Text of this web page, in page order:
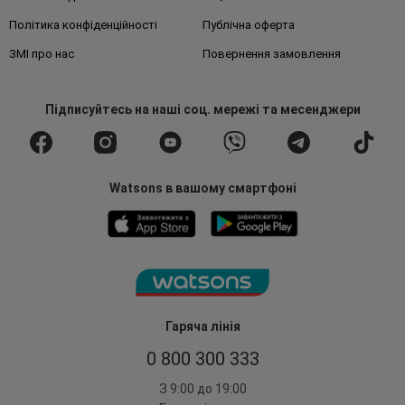
Гаряча лінія
0 800 300 333
З 9:00 до 19:00
Політика конфіденційності Публічна оферта
ЗМІ про нас Повернення замовлення
Підписуйтесьна наші соц. мережі та месенджери
Watsons в вашому смартфоні